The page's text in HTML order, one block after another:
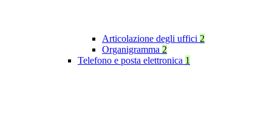
Articolazione degli uffici 2
Organigramma 2
Telefono e posta elettronica 1